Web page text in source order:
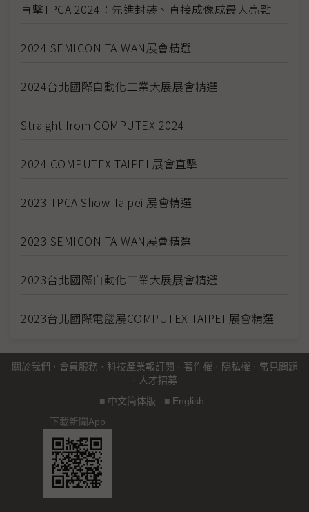
直擊TPCA 2024：先進封裝、直接成像成最大亮點
2024 SEMICON TAIWAN展會精選
2024台北國際自動化工業大展展會精選
Straight from COMPUTEX 2024
2024 COMPUTEX TAIPEI 展會直擊
2023 TPCA Show Taipei 展會精選
2023 SEMICON TAIWAN展會精選
2023台北國際自動化工業大展展會精選
2023台北國際電腦展COMPUTEX TAIPEI 展會精選
關於我們 · 會員服務 · 科技產業報訂閱 · 著作權 · 隱私權 · 常見問題
· 人才招募
■ 中文简体版 ■ English
下載新聞App